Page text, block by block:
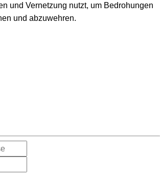
und Vernetzung nutzt, um Bedrohungen
und abzuwehren.